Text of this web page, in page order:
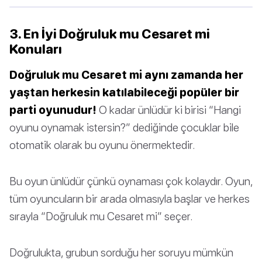
3. En İyi Doğruluk mu Cesaret mi
Konuları
Doğruluk mu Cesaret mi aynı zamanda her
yaştan herkesin katılabileceği popüler bir
parti oyunudur! O kadar ünlüdür ki birisi “Hangi
oyunu oynamak istersin?” dediğinde çocuklar bile
otomatik olarak bu oyunu önermektedir.
Bu oyun ünlüdür çünkü oynaması çok kolaydır. Oyun,
tüm oyuncuların bir arada olmasıyla başlar ve herkes
sırayla “Doğruluk mu Cesaret mi” seçer.
Doğrulukta, grubun sorduğu her soruyu mümkün